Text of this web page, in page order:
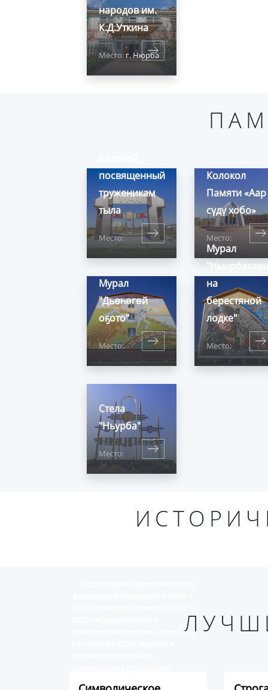
народов им.
К.Д.Уткина
Место: г. Нюрба
посвященный
труженикам
тыла
Место:
Колокол
Памяти «Аар
сүдү хобо»
Место:
Мурал
"Дьөһөгөй
оҕото"
Место:
Мурал
"Ньырбакаан
на
берестяной
лодке"
Место:
Стела
"Ньурба"
Место:
пространство северных городов